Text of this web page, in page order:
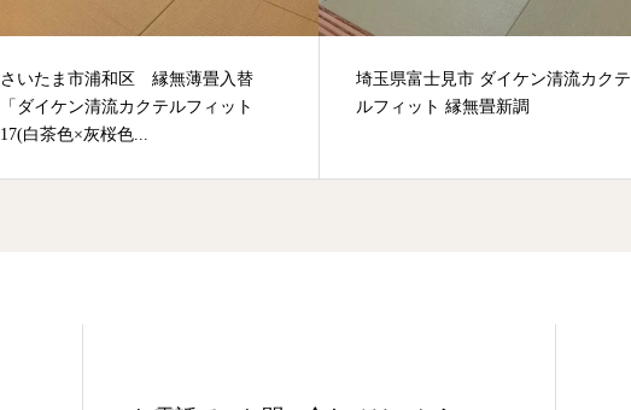
さいたま市浦和区 縁無薄畳入替
「ダイケン清流カクテルフィット
17(白茶色×灰桜色...
埼玉県富士見市 ダイケン清流カクテ
ルフィット 縁無畳新調